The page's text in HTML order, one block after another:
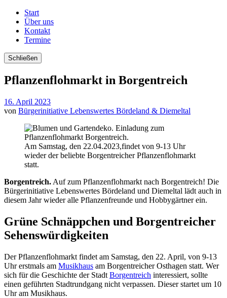
Start
Über uns
Kontakt
Termine
Schließen
Pflanzenflohmarkt in Borgentreich
16. April 2023
von Bürgerinitiative Lebenswertes Bördeland & Diemeltal
Am Samstag, den 22.04.2023,findet von 9-13 Uhr
wieder der beliebte Borgentreicher Pflanzenflohmarkt
statt.
Borgentreich. Auf zum Pflanzenflohmarkt nach Borgentreich! Die
Bürgerinitiative Lebenswertes Bördeland und Diemeltal lädt auch in
diesem Jahr wieder alle Pflanzenfreunde und Hobbygärtner ein.
Grüne Schnäppchen und Borgentreicher
Sehenswürdigkeiten
Der Pflanzenflohmarkt findet am Samstag, den 22. April, von 9-13
Uhr erstmals am Musikhaus am Borgentreicher Osthagen statt. Wer
sich für die Geschichte der Stadt Borgentreich interessiert, sollte
einen geführten Stadtrundgang nicht verpassen. Dieser startet um 10
Uhr am Musikhaus.